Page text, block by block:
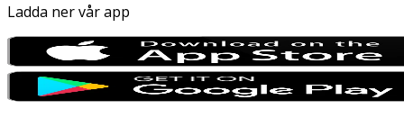
Ladda ner vår app